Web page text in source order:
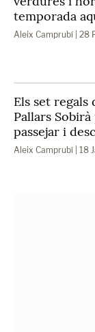
temporada
Aleix Camprubí | 28
Els set regals
Pallars
passejar i
Aleix Camprubí | 18